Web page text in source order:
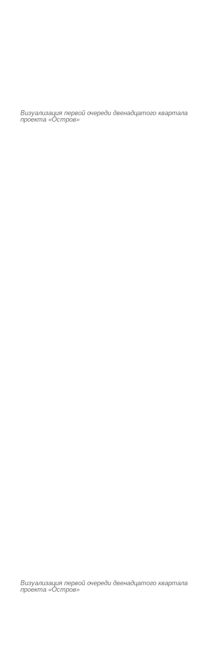
Визуализация первой очереди двенадцатого квартала
проекта «Остров»
Визуализация первой очереди двенадцатого квартала
проекта «Остров»